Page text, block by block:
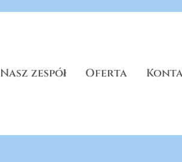
Nasz zespół Oferta